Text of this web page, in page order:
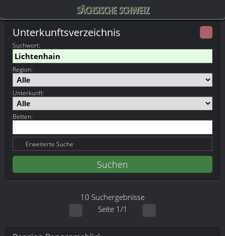
SÄCHSISCHE SCHWEIZ
Unterkunftsverzeichnis
Suchwort:
Region:
Unterkunft:
Betten:
Erweiterte Suche
10 Suchergebnisse
Seite 1/1